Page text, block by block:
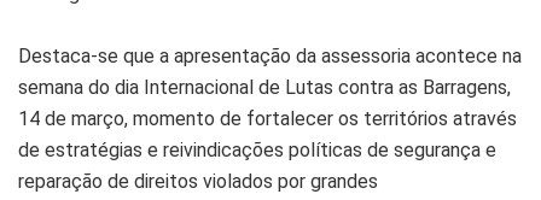
Destaca-se que a apresentação da assessoria acontece na
semana do dia Internacional de Lutas contra as Barragens,
14 de março, momento de fortalecer os territórios através
de estratégias e reivindicações políticas de segurança e
reparação de direitos violados por grandes